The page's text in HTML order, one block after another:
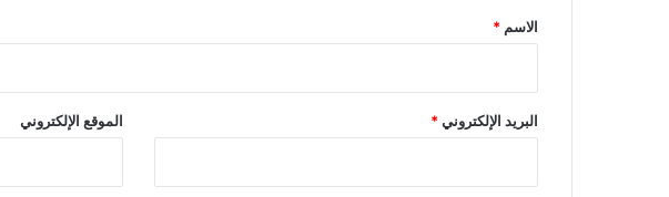
*
الاسم *
البريد الإلكتروني* الموقع الإلكتروني